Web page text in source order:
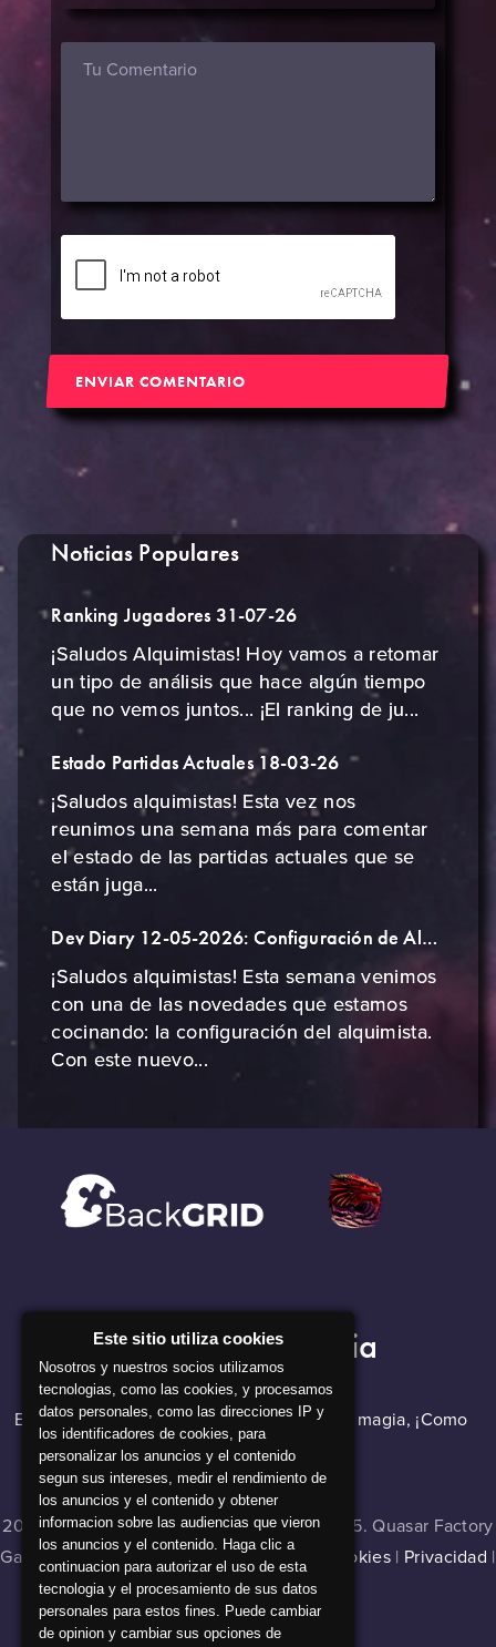
ENVIAR COMENTARIO
Noticias Populares
Ranking Jugadores 31-07-26
¡Saludos Alquimistas! Hoy vamos a retomar
un tipo de análisis que hace algún tiempo
que no vemos juntos... ¡El ranking de ju...
Estado Partidas Actuales 18-03-26
¡Saludos alquimistas! Esta vez nos
reunimos una semana más para comentar
el estado de las partidas actuales que se
están juga...
Dev Diary 12-05-2026: Configuración de Alquimista
¡Saludos alquimistas! Esta semana venimos
con una de las novedades que estamos
cocinando: la configuración del alquimista.
Con este nuevo...
Nuestra Compañia
El software de backGRID parece que hace magia, ¡Como
nuestros alquimistas!
2024 © Master of Cladia v 1.0.0 , build 16335. Quasar Factory
Games. Todos los derechos reservados |
Cookies| Privacidad |
Aviso legal
Este sitio utiliza cookies
Nosotros y nuestros socios utilizamos
tecnologias, como las cookies, y procesamos
datos personales, como las direcciones IP y
los identificadores de cookies, para
personalizar los anuncios y el contenido
segun sus intereses, medir el rendimiento de
los anuncios y el contenido y obtener
informacion sobre las audiencias que vieron
los anuncios y el contenido. Haga clic a
continuacion para autorizar el uso de esta
tecnologia y el procesamiento de sus datos
personales para estos fines. Puede cambiar
de opinion y cambiar sus opciones de